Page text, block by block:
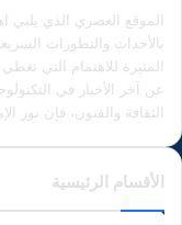
الموقع العصري الذي يلبي
بالأحداث والتطورات
المثيرة للاهتمام التي
عن آخر الأخبار في
الثقافة والفنون، فإن نور
الأقسام الرئيسية